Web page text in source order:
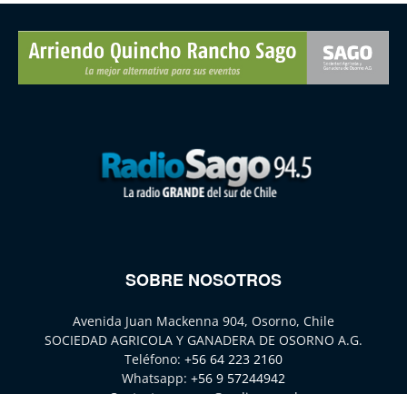
SOBRE NOSOTROS
Avenida Juan Mackenna 904, Osorno, Chile
SOCIEDAD AGRICOLA Y GANADERA DE OSORNO A.G.
Teléfono: +56 64 223 2160
Whatsapp: +56 9 57244942